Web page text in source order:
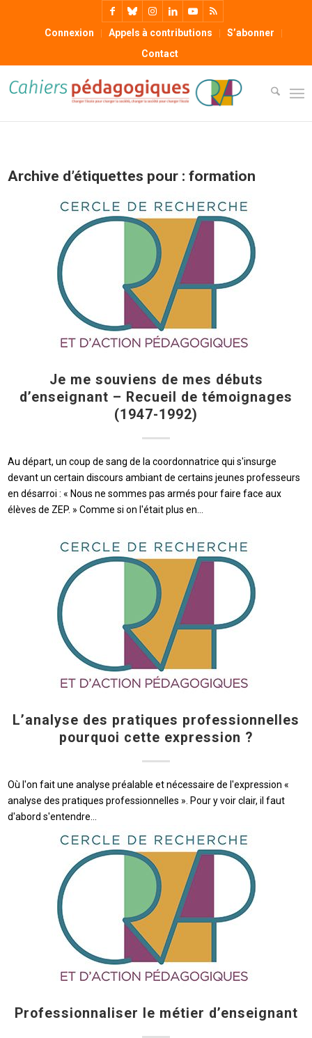
Connexion Appels à contributions
S’abonner
Contact
Archive d’étiquettes pour :formation
Je me souviens de mes débuts
d’enseignant – Recueil de témoignages
(1947-1992)
Au départ, un coup de sang de la coordonnatrice qui s'insurge
devant un certain discours ambiant de certains jeunes professeurs
en désarroi : « Nous ne sommes pas armés pour faire face aux
élèves de ZEP. » Comme si on l'était plus en…
L’analyse des pratiques professionnelles
pourquoi cette expression ?
Où l'on fait une analyse préalable et nécessaire de l'expression «
analyse des pratiques professionnelles ». Pour y voir clair, il faut
d'abord s'entendre...
Professionnaliser le métier d’enseignant